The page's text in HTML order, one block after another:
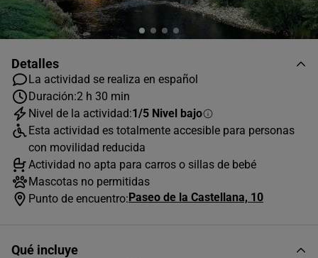
AGOSTO 2026
L
M X J V S D
1
2
7 8
9
17
18
Detalles
La actividad se realiza en español
Duración:2 h 30 min
Nivel de la actividad:1/5 Nivel bajo
Esta actividad es totalmente accesible para personas
con movilidad reducida
Actividad no apta para carros o sillas de bebé
Mascotas no permitidas
Punto de encuentro:Paseo de la Castellana, 10
Qué incluye